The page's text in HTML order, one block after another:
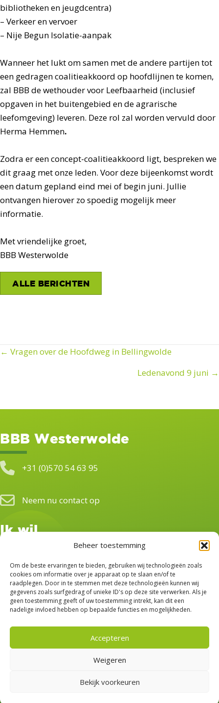
Beheer toestemming
Om de beste ervaringen te bieden, gebruiken wij technologieën zoals
cookies om informatie over je apparaat op te slaan en/of te
raadplegen. Door in te stemmen met deze technologieën kunnen wij
gegevens zoals surfgedrag of unieke ID's op deze site verwerken. Als je
geen toestemming geeft of uw toestemming intrekt, kan dit een
nadelige invloed hebben op bepaalde functies en mogelijkheden.
Accepteren
Weigeren
Bekijk voorkeuren
bibliotheken en jeugdcentra)
– Verkeer en vervoer
– Nije Begun Isolatie-aanpak
Wanneer het lukt om samen met de andere partijen tot
een gedragen coalitieakkoord op hoofdlijnen te komen,
zal BBB de wethouder voor Leefbaarheid (inclusief
opgaven in het buitengebied en de agrarische
leefomgeving) leveren. Deze rol zal worden vervuld door
Herma Hemmen.
Zodra er een concept-coalitieakkoord ligt, bespreken we
dit graag met onze leden. Voor deze bijeenkomst wordt
een datum gepland eind mei of begin juni. Jullie
ontvangen hierover zo spoedig mogelijk meer
informatie.
Met vriendelijke groet,
BBB Westerwolde
ALLE BERICHTEN
Posts
← Vragen over de Hoofdweg in Bellingwolde
Ledenavond 9 juni →
BBB Westerwolde
+31 (0)570 54 63 95
Neem nu contact op
Ik wil...
Vrijwilliger worden
Donateur worden